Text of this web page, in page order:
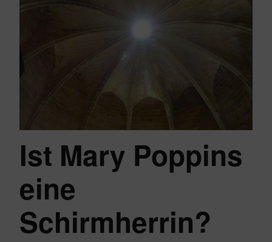
Ist Mary Poppins
eine
Schirmherrin?